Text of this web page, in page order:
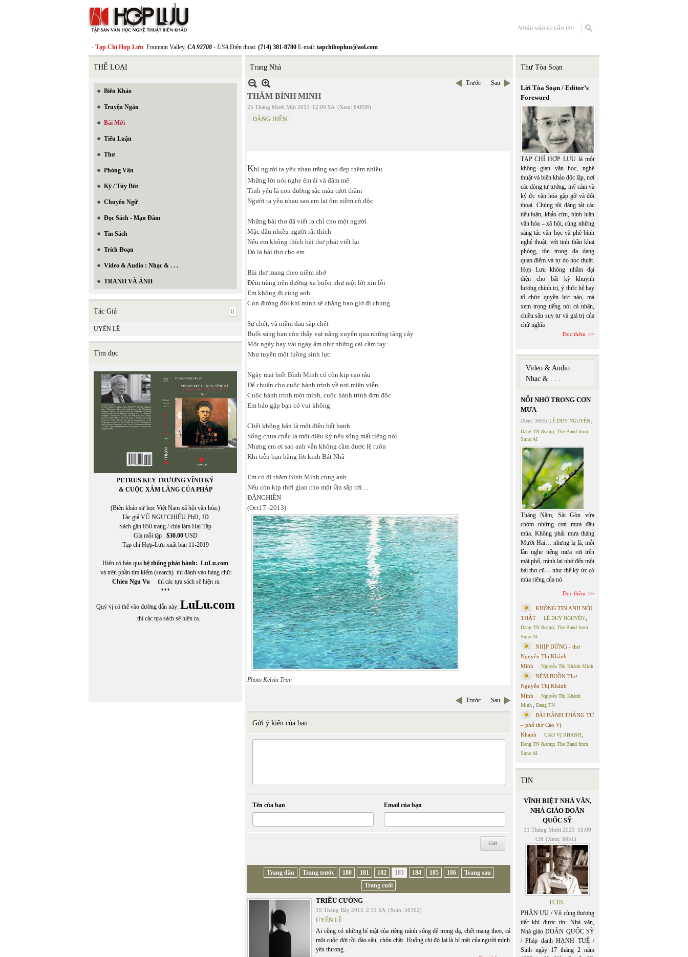
- Tạp Chí Hợp Lưu Fountain Valley, CA 92708 - USAĐiện thoại: (714) 381-8780 E-mail: tapchihopluu@aol.com
THỂ LOẠI
Biên Khảo
Truyện Ngắn
Bài Mới
Tiểu Luận
Thơ
Phỏng Vấn
Ký / Tùy Bút
Chuyển Ngữ
Đọc Sách - Mạn Đàm
Tin Sách
Trích Đoạn
Video & Audio : Nhạc & . . .
TRANH VÀ ẢNH
Tác Giả
UYÊN LÊ
Tìm đọc
PETRUS KEY TRƯƠNG VĨNH KÝ
& CUỘC XÂM LĂNG CỦA PHÁP
(Biên khảo sử học Việt Nam xã hội văn hóa.)
Tác giả VŨ NGỰ CHIÊU PhD, JD
Sách gần 850 trang / chia làm Hai Tập
Gía mỗi tập : $30.00USD
Tạp chí Hợp-Lưu xuất bản 11-2019
Hiện có bán qua hệ thống phát hành: LuLu.com
và trên phần tìm kiếm (search) thì đánh vào hàng chữ:
Chieu Ngu Vu thì các tựa sách sẽ hiện ra.
***
Quý vị có thể vào đường dẫn này: LuLu.com
thì các tựa sách sẽ hiện ra.
Trang Nhà
Trước Sau
THĂM BÌNH MINH
25 Tháng Mười Một 2013 12:00 SA (Xem: 84898)
ĐẶNG HIỀN
Khi người ta yêu nhau trăng sao đẹp thêm nhiều
Những lời nói nghe êm ái và đắm mê
Tình yêu là con đường sắc màu tươi thắm
Người ta yêu nhau sao em lại ôm niềm cô độc
Những bài thơ đã viết ra chỉ cho một người
Mặc dầu nhiều người rất thích
Nếu em không thích bài thơ phải viết lại
Đó là bài thơ cho em
Bài thơ mang theo niềm nhớ
Đêm trăng trên đường xa buồn như một lời xin lỗi
Em không đi cùng anh
Con đường đôi khi mình sẽ chẳng bao giờ đi chung
Sự chết, và niềm đau sắp chết
Buổi sáng bạn còn thấy vạt nắng xuyên qua những tàng cây
Một ngày hay vài ngày ấm như những cái cầm tay
Như tuyền một luồng sinh lực
Ngày mai biết Bình Minh có còn kịp cạo râu
Để chuẩn cho cuộc hành trình về nơi miên viễn
Cuộc hành trình một mình, cuộc hành trình đơn độc
Em bảo gặp bạn có vui không
Chết không hẳn là một điều bất hạnh
Sống chưa chắc là một diệu kỳ nếu sống mất tiếng nói
Nhưng em ơi sao anh vẫn không cầm được lệ tuôn
Khi tiễn bạn bằng lời kinh Bát Nhã
Em có đi thăm Bình Minh cùng anh
Nếu còn kịp thời gian cho một lần sắp tới…
ĐẶNGHIỀN
(Oct17 -2013)
Photo Kelvin Tran
Trước Sau
Gửi ý kiến của bạn
Tên của bạn Email của bạn
Trang đầu Trang trước 180 181 182 183 184 185 186
Trang sau
Trang cuối
TRIỀU CƯỜNG
19 Tháng Bảy 2015 2:31 SA (Xem: 56362)
UYÊN LÊ
Ai cũng có những bí mật của riêng mình sống để trong dạ, chết mang theo, cả
một cuộc đời rồi đào sâu, chôn chặt. Huống chi đó lại là bí mật của người mình
yêu thương.
Thư Tòa Soạn
Lời Tòa Soạn / Editor’s
Foreword
TẠP CHÍ HỢP LƯU là một
không gian văn học, nghệ
thuật và biên khảo độc lập, nơi
các dòng tư tưởng, mỹ cảm và
ký ức văn hóa gặp gỡ và đối
thoại. Chúng tôi đăng tải các
tiểu luận, khảo cứu, bình luận
văn hóa – xã hội, cùng những
sáng tác văn học và phê bình
nghệ thuật, với tinh thần khai
phóng, tôn trọng đa dạng
quan điểm và tự do học thuật.
Hợp Lưu không nhằm đại
diện cho bất kỳ khuynh
hướng chính trị, ý thức hệ hay
tổ chức quyền lực nào, mà
xem trọng tiếng nói cá nhân,
chiều sâu suy tư và giá trị của
chữ nghĩa
Đọc thêm
Video & Audio :
Nhạc & . . .
NỖI NHỚ TRONG CƠN
MƯA
(Xem: 3605) LÊ DUY NGUYÊN
Dang TN &amp; The Band from
Suno AI
Tháng Năm, Sài Gòn vừa
chớm những cơn mưa đầu
mùa. Không phải mưa tháng
Mười Hai… nhưng lạ là, mỗi
lần nghe tiếng mưa rơi trên
mái phố, mình lại nhớ đến một
bài thơ cũ— như thể ký ức có
mùa riêng của nó.
Đọc thêm
KHÔNG TIN ANH NÓI
THẬT
LÊ DUY NGUYÊN
Dang TN &amp; The Band from
Suno AI
NHỊP DỪNG - thơ
Nguyễn Thị Khánh
Minh
Nguyễn Thị Khánh Minh
NÉM BUỒN Thơ
Nguyễn Thị Khánh
Minh
Nguyễn Thị Khánh
Minh
Dang TN
BÀI HÀNH THÁNG TƯ
– phổ thơ Cao Vị
Khanh
CAO VỊ KHANH
Dang TN &amp; The Band from
Suno AI
TIN
VĨNH BIỆT NHÀ VĂN,
NHÀ GIÁO DOÃN
QUỐC SỸ
31 Tháng Mười 2025 10:09
CH (Xem: 8851)
TCHL
PHÂN ƯU / Vô cùng thương
tiếc khi được tin: Nhà văn,
Nhà giáo DOÃN QUỐC SỸ
/ Pháp danh HẠNH TUỆ /
Sinh ngày 17 tháng 2 năm